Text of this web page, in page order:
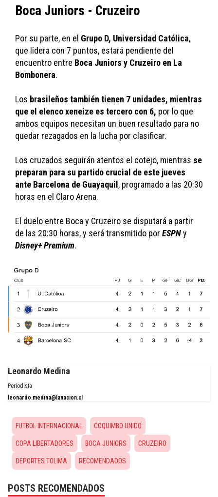
Boca Juniors - Cruzeiro
Por su parte, en el Grupo D, Universidad Católica,
que lidera con 7 puntos, estará pendiente del
encuentro entre Boca Juniors y Cruzeiro en La
Bombonera.
Los brasileños también tienen 7 unidades, mientras
que el elenco xeneize es tercero con 6, por lo que
ambos equipos necesitan un buen resultado para no
quedar rezagados en la lucha por clasificar.
Los cruzados seguirán atentos el cotejo, mientras se
preparan para su partido crucial de este jueves
ante Barcelona de Guayaquil, programado a las 20:30
horas en el Claro Arena.
El duelo entre Boca y Cruzeiro se disputará a partir
de las 20:30 horas, y será transmitido por ESPN
Disney+ Premium.
Leonardo Medina
Periodista
leonardo.medina@lanacion.cl
FUTBOL INTERNACIONAL COQUIMBO UNIDO
COPA LIBERTADORES BOCA JUNIORS CRUZEIRO
DEPORTES TOLIMA RECOMENDADOS
POSTS RECOMENDADOS